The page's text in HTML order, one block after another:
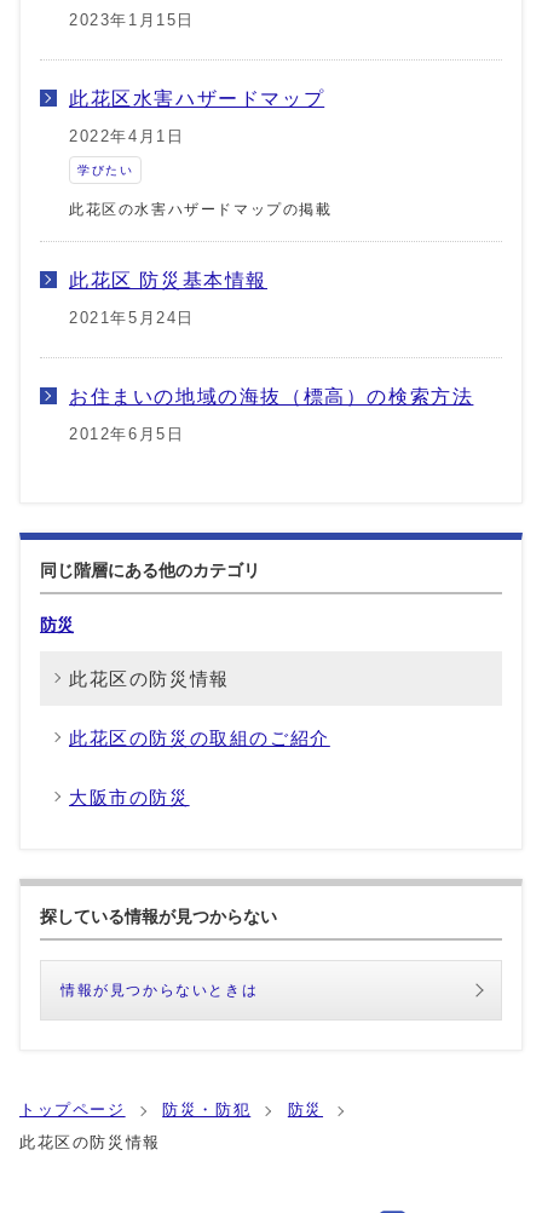
2023年1月15日
此花区水害ハザードマップ
2022年4月1日
学びたい
此花区の水害ハザードマップの掲載
此花区 防災基本情報
2021年5月24日
お住まいの地域の海抜（標高）の検索方法
2012年6月5日
同じ階層にある他のカテゴリ
防災
此花区の防災情報
此花区の防災の取組のご紹介
大阪市の防災
探している情報が見つからない
情報が見つからないときは
トップページ 防災・防犯
防災
此花区の防災情報